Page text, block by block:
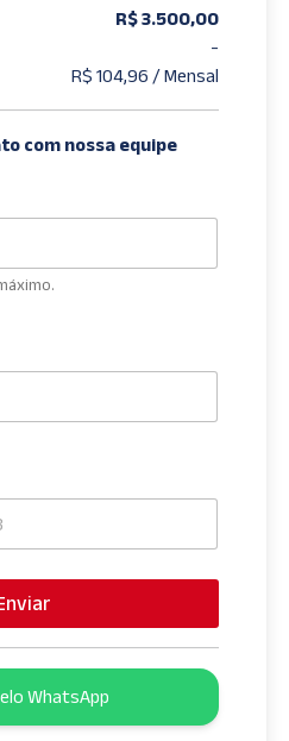
R$ 3.500,00
-
R$ 104,96 / Mensal
com nossa equipe
WhatsApp